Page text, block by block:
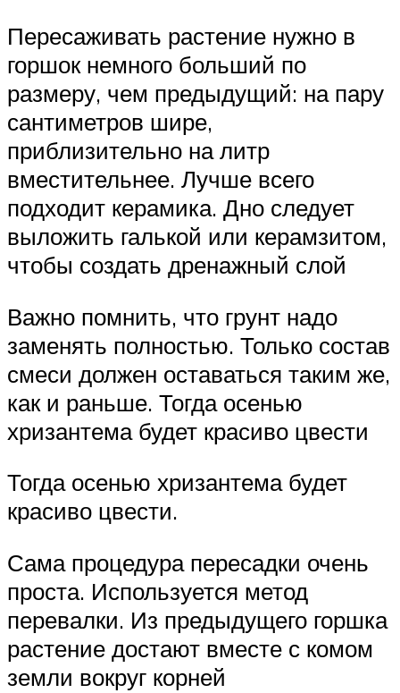
Пересаживать растение нужно в
горшок немного больший по
размеру, чем предыдущий: на пару
сантиметров шире,
приблизительно на литр
вместительнее. Лучше всего
подходит керамика. Дно следует
выложить галькой или керамзитом,
чтобы создать дренажный слой
Важно помнить, что грунт надо
заменять полностью. Только состав
смеси должен оставаться таким же,
как и раньше. Тогда осенью
хризантема будет красиво цвести
Тогда осенью хризантема будет
красиво цвести.
Сама процедура пересадки очень
проста. Используется метод
перевалки. Из предыдущего горшка
растение достают вместе с комом
земли вокруг корней